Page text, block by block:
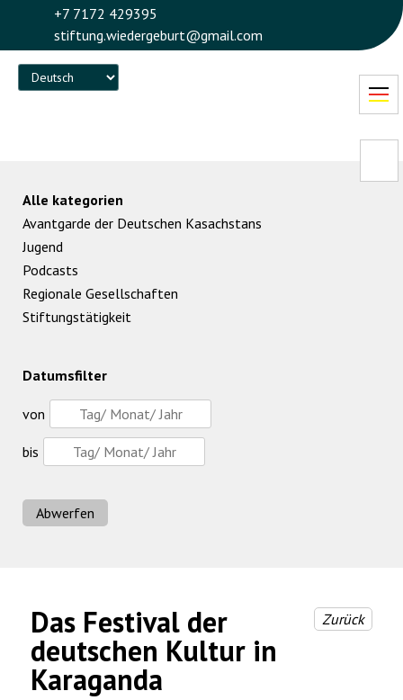
+7 7172 429395
stiftung.wiedergeburt@gmail.com
Language
Das Festival der
deutschen Kultur in
Karaganda
Zurück
Alle kategorien
Avantgarde der Deutschen Kasachstans
Jugend
Podcasts
Regionale Gesellschaften
Stiftungstätigkeit
Datumsfilter
von
bis
Abwerfen